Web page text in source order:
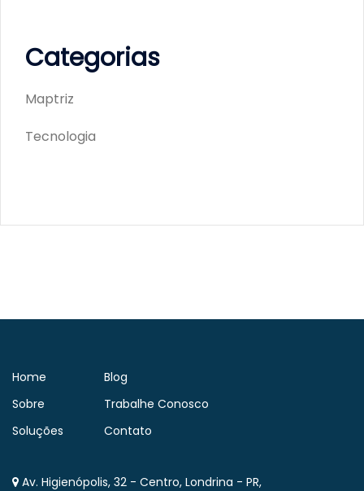
Categorias
Maptriz
Tecnologia
Home
Sobre
Soluções
Blog
Trabalhe Conosco
Contato
Av. Higienópolis, 32 - Centro, Londrina - PR,